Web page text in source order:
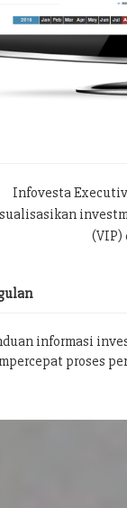
Infovesta
(VIP)
informasi
proses